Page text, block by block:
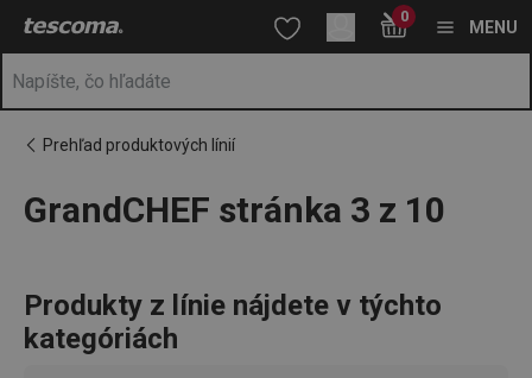
Nachádzate sa na stránke GrandCHEF stránka 3 z 10
Prejsť na hlavný obsah
Prejsť na vyhľadávanie
Prejsť na navigáciu 0
MENU
Prehľad produktových línií
GrandCHEF stránka 3 z 10
Produkty z línie nájdete v týchto
kategóriách